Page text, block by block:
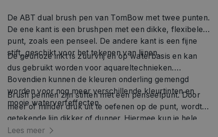
De ABT dual brush pen van TomBow met twee punten.
De ene kant is een brushpen met een dikke, flexibele
punt, zoals een penseel. De andere kant is een fijne
stift, geschikt voor het tekenen van lijnen.
De geurloze inkt is zuurvrij en op waterbasis en kan
dus gebruikt worden voor aquareltechnieken.
Bovendien kunnen de kleuren onderling gemengd
worden voor nog meer verschillende kleurtinten en
mooie waterverfeffecten.
Brush pennen zijn stiften met een penseelpunt. Door
meer of minder druk uit te oefenen op de punt, wordt je
getekende lijn dikker of dunner. Hiermee kun je hele
mooie effecten bereiken, zoals je bijvoorbeeld ziet bij
Lees meer